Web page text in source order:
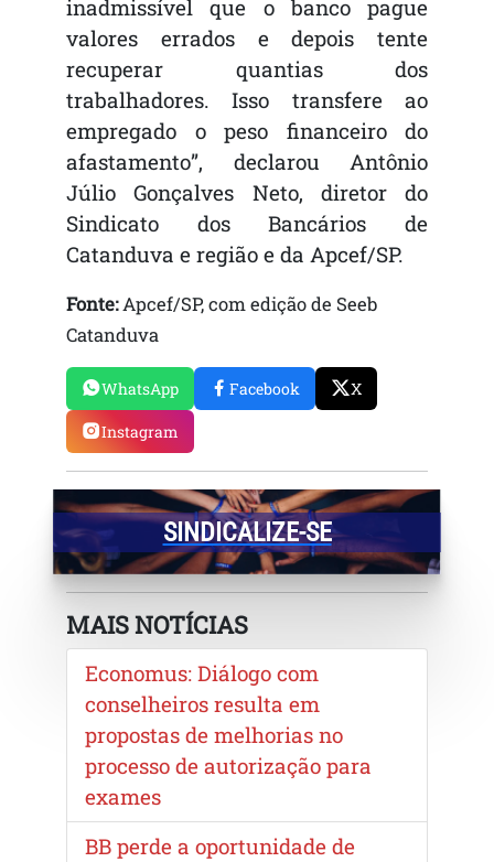
inadmissível que o banco pague
valores errados e depois tente
recuperar quantias dos
trabalhadores. Isso transfere ao
empregado o peso financeiro do
afastamento”, declarou Antônio
Júlio Gonçalves Neto, diretor do
Sindicato dos Bancários de
Catanduva e região e da Apcef/SP.
Fonte:Apcef/SP, com edição de Seeb
Catanduva
WhatsApp Facebook X
Instagram
SINDICALIZE-SE
MAIS NOTÍCIAS
Economus: Diálogo com
conselheiros resulta em
propostas de melhorias no
processo de autorização para
exames
BB perde a oportunidade de